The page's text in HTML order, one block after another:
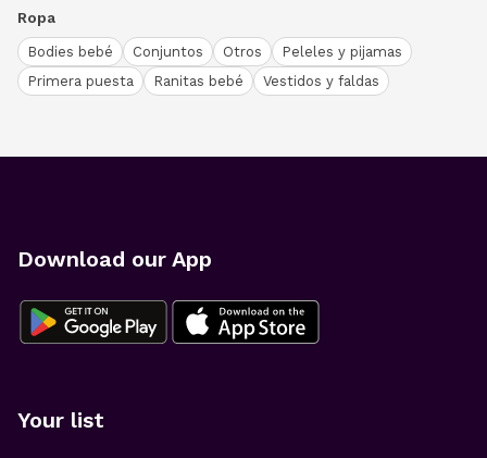
Ropa
Bodies bebé Conjuntos Otros
Peleles y pijamas
Primera puesta
Ranitas bebé Vestidos y faldas
Download our App
Your list